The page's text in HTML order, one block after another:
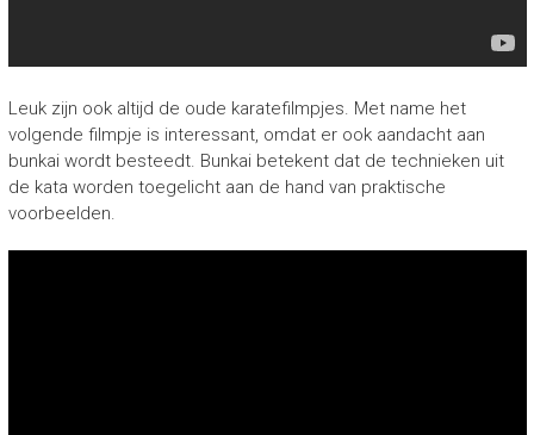
Leuk zijn ook altijd de oude karatefilmpjes. Met name het
volgende filmpje is interessant, omdat er ook aandacht aan
bunkai wordt besteedt. Bunkai betekent dat de technieken uit
de kata worden toegelicht aan de hand van praktische
voorbeelden.